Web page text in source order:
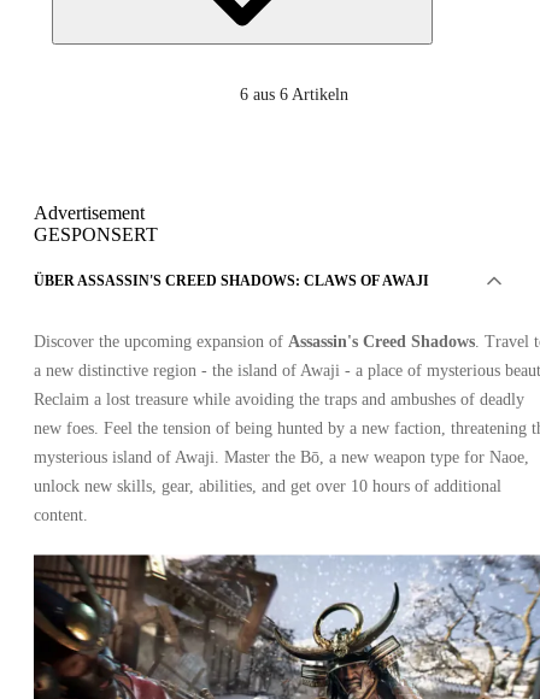
6 aus 6 Artikeln
Advertisement
GESPONSERT
ÜBER ASSASSIN'S CREED SHADOWS: CLAWS OF AWAJI
Discover the upcoming expansion of Assassin's Creed Shadows. Travel
a new distinctive region - the island of Awaji - a place of mysterious
Reclaim a lost treasure while avoiding the traps and ambushes of deadly
new foes. Feel the tension of being hunted by a new faction, threatening
mysterious island of Awaji. Master the Bō, a new weapon type for Naoe,
unlock new skills, gear, abilities, and get over 10 hours of additional
content.